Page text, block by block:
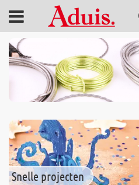
Snelle projecten